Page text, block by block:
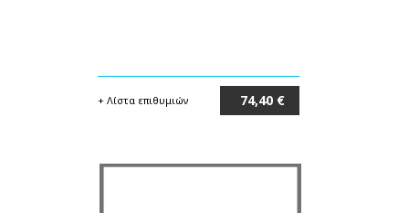
+ Λίστα επιθυμιών 74,40 €